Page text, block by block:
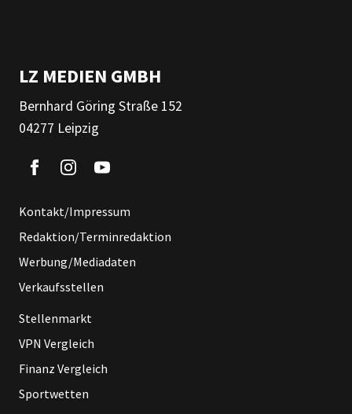
LZ MEDIEN GMBH
Bernhard Göring Straße 152
04277 Leipzig
Kontakt/Impressum
Redaktion/Terminredaktion
Werbung/Mediadaten
Verkaufsstellen
Stellenmarkt
VPN Vergleich
Finanz Vergleich
Sportwetten